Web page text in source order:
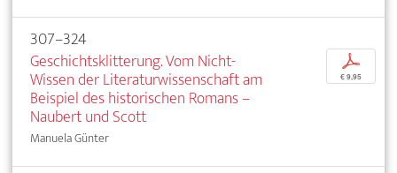
307–324
Geschichtsklitterung. Vom Nicht-
Wissen der Literaturwissenschaft am
Beispiel des historischen Romans –
Naubert und Scott
Manuela Günter
p
€ 9,95